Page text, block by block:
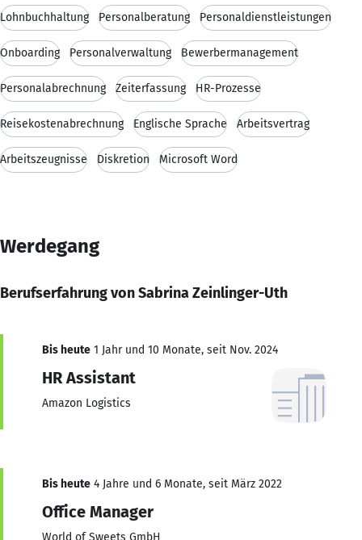
Lohnbuchhaltung Personalberatung Personaldienstleistungen
Onboarding Personalverwaltung Bewerbermanagement
Personalabrechnung Zeiterfassung HR-Prozesse
Reisekostenabrechnung Englische Sprache Arbeitsvertrag
Arbeitszeugnisse Diskretion Microsoft Word
Werdegang
Berufserfahrung von Sabrina Zeinlinger-Uth
Bis heute 1 Jahr und 10 Monate, seit Nov. 2024
HR Assistant
Amazon Logistics
Bis heute 4 Jahre und 6 Monate, seit März 2022
Office Manager
World of Sweets GmbH